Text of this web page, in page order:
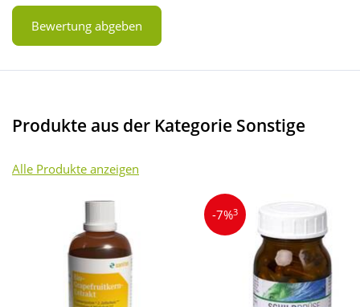
Bewertung abgeben
Produkte aus der Kategorie Sonstige
Alle Produkte anzeigen
-7%3